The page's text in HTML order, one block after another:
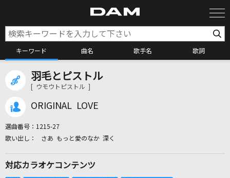
キーワード 曲名 歌手名 歌詞
カラオケ検索
羽毛とピストル
[ ウモウトピストル ]
ORIGINAL LOVE
選曲番号： 1215-27
さあ もっと愛のなか 深く
対応カラオケコンテンツ